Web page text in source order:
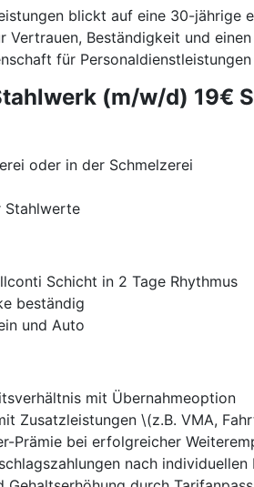
blickt auf eine 30-jährige
Vertrauen, Beständigkeit und
für
(m/w/d) 19€
oder in der Schmelzerei
Stahlwerte
Schicht in 2 Tage Rhythmus
beständig
und Auto
mit Übernahmeoption
Zusatzleistungen \(z.B. VMA,
Prämie bei erfolgreicher
nach individuellen